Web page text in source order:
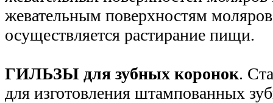
жевательным поверхностям
осуществляется растирание пищи.
ГИЛЬЗЫ для зубных коронок.
для изготовления штампованных